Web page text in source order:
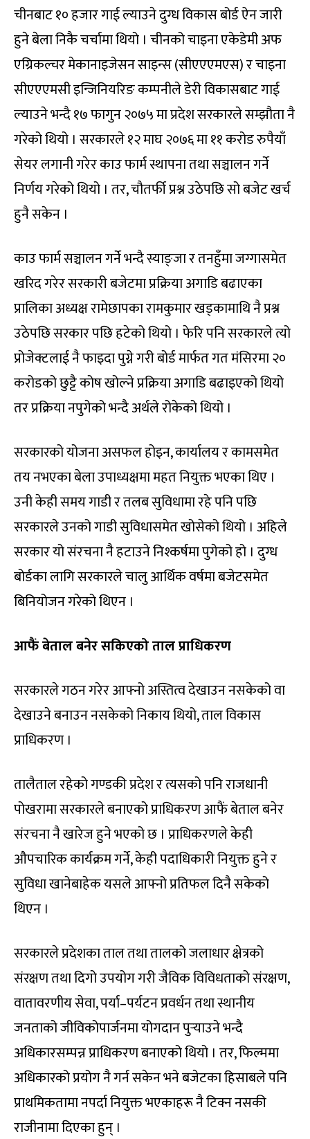
चीनबाट १० हजार गाई ल्याउने दुग्ध विकास बोर्ड ऐन जारी
हुने बेला निकै चर्चामा थियो । चीनको चाइना एकेडेमी अफ
एग्रिकल्चर मेकानाइजेसन साइन्स (सीएएएमएस) र चाइना
सीएएएमसी इन्जिनियरिङ कम्पनीले डेरी विकासबाट गाई
ल्याउने भन्दै १७ फागुन २०७५ मा प्रदेश सरकारले सम्झौता नै
गरेको थियो । सरकारले १२ माघ २०७६ मा ११ करोड रुपैयाँ
सेयर लगानी गरेर काउ फार्म स्थापना तथा सञ्चालन गर्ने
निर्णय गरेको थियो । तर, चौतर्फी प्रश्न उठेपछि सो बजेट खर्च
हुनै सकेन ।
काउ फार्म सञ्चालन गर्ने भन्दै स्याङ्जा र तनहुँमा जग्गासमेत
खरिद गरेर सरकारी बजेटमा प्रक्रिया अगाडि बढाएका
प्रालिका अध्यक्ष रामेछापका रामकुमार खड्कामाथि नै प्रश्न
उठेपछि सरकार पछि हटेको थियो । फेरि पनि सरकारले त्यो
प्रोजेक्टलाई नै फाइदा पुग्ने गरी बोर्ड मार्फत गत मंसिरमा २०
करोडको छुट्टै कोष खोल्ने प्रक्रिया अगाडि बढाइएको थियो
तर प्रक्रिया नपुगेको भन्दै अर्थले रोकेको थियो ।
सरकारको योजना असफल होइन, कार्यालय र कामसमेत
तय नभएका बेला उपाध्यक्षमा महत नियुक्त भएका थिए ।
उनी केही समय गाडी र तलब सुविधामा रहे पनि पछि
सरकारले उनको गाडी सुविधासमेत खोसेको थियो । अहिले
सरकार यो संरचना नै हटाउने निश्कर्षमा पुगेको हो । दुग्ध
बोर्डका लागि सरकारले चालु आर्थिक वर्षमा बजेटसमेत
बिनियोजन गरेको थिएन ।
आफैं बेताल बनेर सकिएको ताल प्राधिकरण
सरकारले गठन गरेर आफ्नो अस्तित्व देखाउन नसकेको वा
देखाउने बनाउन नसकेको निकाय थियो, ताल विकास
प्राधिकरण ।
तालैताल रहेको गण्डकी प्रदेश र त्यसको पनि राजधानी
पोखरामा सरकारले बनाएको प्राधिकरण आफैं बेताल बनेर
संरचना नै खारेज हुने भएको छ । प्राधिकरणले केही
औपचारिक कार्यक्रम गर्ने, केही पदाधिकारी नियुक्त हुने र
सुविधा खानेबाहेक यसले आफ्नो प्रतिफल दिनै सकेको
थिएन ।
सरकारले प्रदेशका ताल तथा तालको जलाधार क्षेत्रको
संरक्षण तथा दिगो उपयोग गरी जैविक विविधताको संरक्षण,
वातावरणीय सेवा, पर्या–पर्यटन प्रवर्धन तथा स्थानीय
जनताको जीविकोपार्जनमा योगदान पुर्‍याउने भन्दै
अधिकारसम्पन्न प्राधिकरण बनाएको थियो । तर, फिल्ममा
अधिकारको प्रयोग नै गर्न सकेन भने बजेटका हिसाबले पनि
प्राथमिकतामा नपर्दा नियुक्त भएकाहरू नै टिक्न नसकी
राजीनामा दिएका हुन् ।